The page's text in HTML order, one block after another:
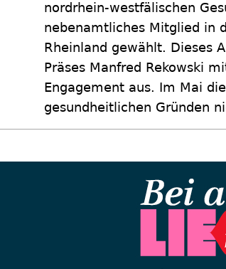
nordrhein-westfälischen
nebenamtliches Mitglied in
Rheinland gewählt. Dieses
Präses Manfred Rekowski
Engagement aus. Im Mai
gesundheitlichen Gründen